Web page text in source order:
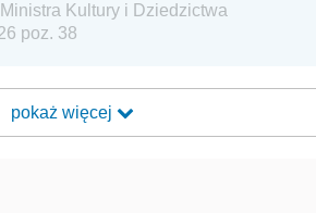
Kultury i Dziedzictwa
poz. 38
pokaż więcej